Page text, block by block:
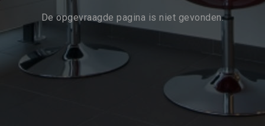
De opgevraagde pagina is niet gevonden.